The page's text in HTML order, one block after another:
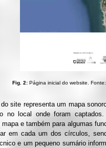
Fig. 2: Página inicial do website.
site representa um mapa
no local onde foram
e também para algumas
em cada um dos círculos,
e um pequeno sumário